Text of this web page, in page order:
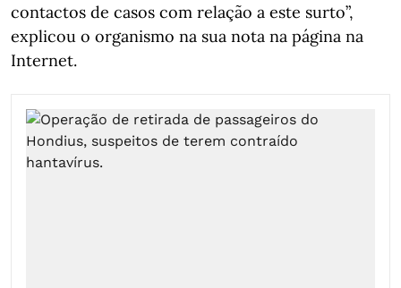
contactos de casos com relação a este surto”,
explicou o organismo na sua nota na página na
Internet.